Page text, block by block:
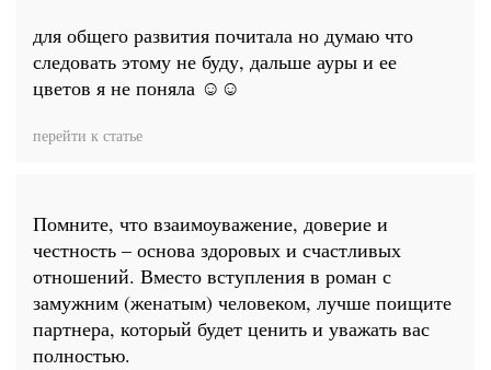
для общего развития почитала но думаю что
следовать этому не буду, дальше ауры и ее
цветов я не поняла ☺☺
перейти к статье
Помните, что взаимоуважение, доверие и
честность – основа здоровых и счастливых
отношений. Вместо вступления в роман с
замужним (женатым) человеком, лучше поищите
партнера, который будет ценить и уважать вас
полностью.